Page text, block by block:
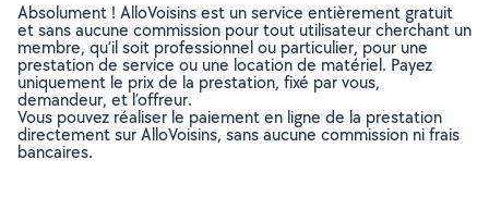
Absolument ! AlloVoisins est un service entièrement gratuit
et sans aucune commission pour tout utilisateur cherchant un
membre, qu’il soit professionnel ou particulier, pour une
prestation de service ou une location de matériel. Payez
uniquement le prix de la prestation, fixé par vous,
demandeur, et l’offreur.
Vous pouvez réaliser le paiement en ligne de la prestation
directement sur AlloVoisins, sans aucune commission ni frais
bancaires.